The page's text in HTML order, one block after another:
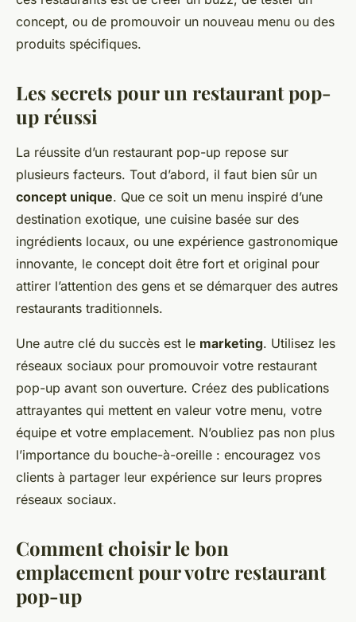
concept, ou de promouvoir un nouveau menu ou des
produits spécifiques.
Les secrets pour un restaurant pop-
up réussi
La réussite d’un restaurant pop-up repose sur
plusieurs facteurs. Tout d’abord, il faut bien sûr un
concept unique. Que ce soit un menu inspiré d’une
destination exotique, une cuisine basée sur des
ingrédients locaux, ou une expérience gastronomique
innovante, le concept doit être fort et original pour
attirer l’attention des gens et se démarquer des autres
restaurants traditionnels.
Une autre clé du succès est le marketing. Utilisez les
réseaux sociaux pour promouvoir votre restaurant
pop-up avant son ouverture. Créez des publications
attrayantes qui mettent en valeur votre menu, votre
équipe et votre emplacement. N’oubliez pas non plus
l’importance du bouche-à-oreille : encouragez vos
clients à partager leur expérience sur leurs propres
réseaux sociaux.
Comment choisir le bon
emplacement pour votre restaurant
pop-up